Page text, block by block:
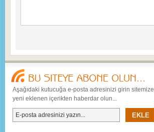
Aşağıdaki kutucuğa e-posta adresinizi girin sitemize
yeni eklenen içerikten haberdar olun...